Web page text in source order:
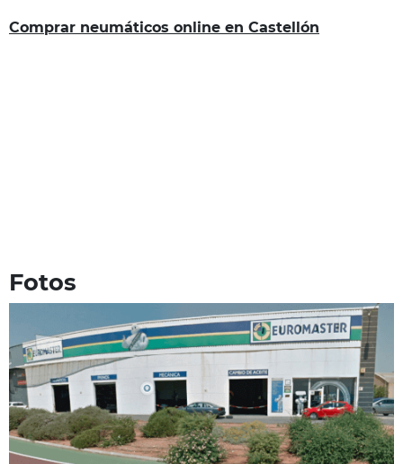
Comprar neumáticos online en Castellón
Fotos